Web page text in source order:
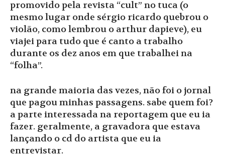
promovido pela revista “cult” no tuca (o
mesmo lugar onde sérgio ricardo quebrou o
violão, como lembrou o arthur dapieve), eu
viajei para tudo que é canto a trabalho
durante os dez anos em que trabalhei na
“folha”.
na grande maioria das vezes, não foi o jornal
que pagou minhas passagens. sabe quem foi?
a parte interessada na reportagem que eu ia
fazer. geralmente, a gravadora que estava
lançando o cd do artista que eu ia
entrevistar.